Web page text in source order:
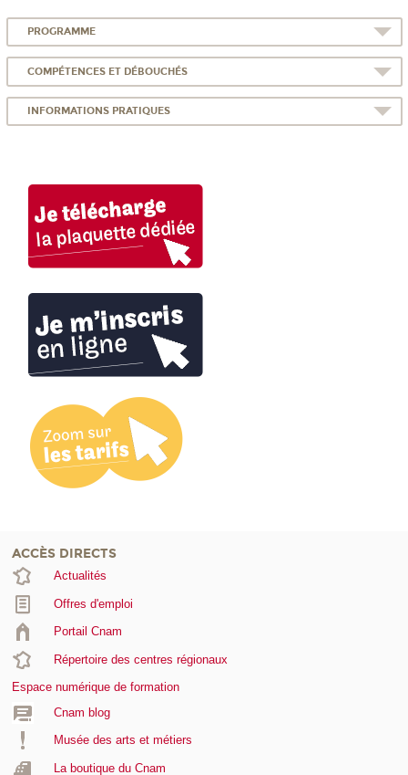
PROGRAMME
COMPÉTENCES ET DÉBOUCHÉS
INFORMATIONS PRATIQUES
ACCÈS DIRECTS
Actualités
Offres d'emploi
Portail Cnam
Répertoire des centres régionaux
Espace numérique de formation
Cnam blog
Musée des arts et métiers
La boutique du Cnam